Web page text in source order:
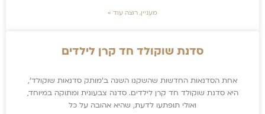
מעניין, רוצה עוד »
סדנת שוקולד חד קרן לילדים
אחת הסדנאות החדשות שהשקנו השנה ב׳מותק סדנאות שוקולד׳,
היא סדנת שוקולד חד קרן לילדים. סדנה צבעונית ומתוקה במיוחד,
ואולי תופתעו לדעת, שהיא אהובה על כל